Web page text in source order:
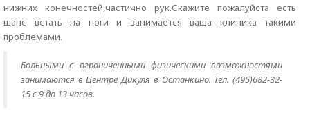
нижних конечностей,частично рук.Скажите пожалуйста есть
шанс встать на ноги и занимается ваша клиника такими
проблемами.
Больными с ограниченными физическими возможностями
занимаются в Центре Дикуля в Останкино. Тел. (495)682-32-
15 с 9 до 13 часов.